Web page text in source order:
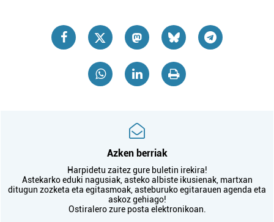
Azken berriak
Harpidetu zaitez gure buletin irekira!
Astekarko eduki nagusiak, asteko albiste ikusienak, martxan
ditugun zozketa eta egitasmoak, asteburuko egitarauen agenda eta
askoz gehiago!
Ostiralero zure posta elektronikoan.